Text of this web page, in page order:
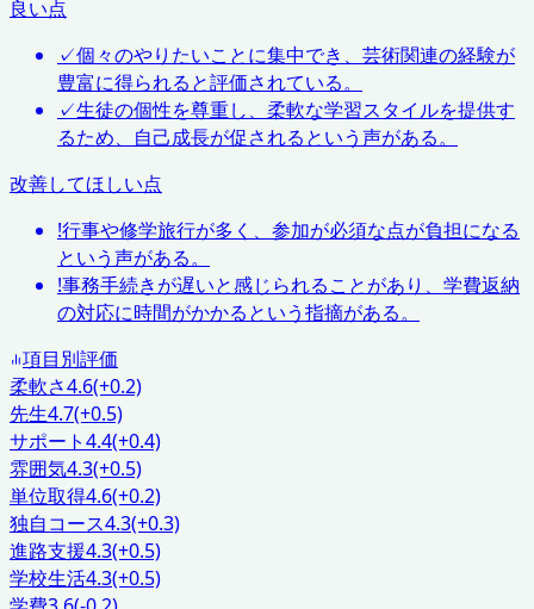
良い点
✓個々のやりたいことに集中でき、芸術関連の経験が
豊富に得られると評価されている。
✓生徒の個性を尊重し、柔軟な学習スタイルを提供す
るため、自己成長が促されるという声がある。
改善してほしい点
!行事や修学旅行が多く、参加が必須な点が負担になる
という声がある。
!事務手続きが遅いと感じられることがあり、学費返納
の対応に時間がかかるという指摘がある。
項目別評価
柔軟さ4.6(+0.2)
先生4.7(+0.5)
サポート4.4(+0.4)
雰囲気4.3(+0.5)
単位取得4.6(+0.2)
独自コース4.3(+0.3)
進路支援4.3(+0.5)
学校生活4.3(+0.5)